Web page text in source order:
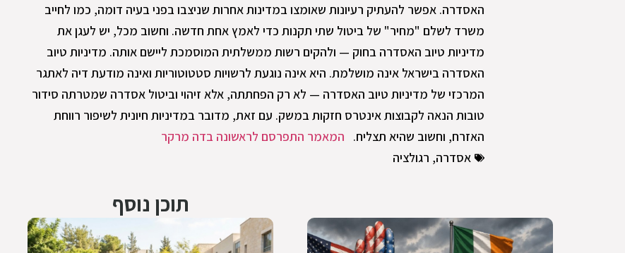
האסדרה. אפשר להעתיק רעיונות שאומצו במדינות אחרות שניצבו בפני בעיה דומה, כמו לחייב
משרד לשלם "מחיר" של ביטול שתי תקנות כדי לאמץ אחת חדשה. וחשוב מכל, יש לעגן את
מדיניות טיוב האסדרה בחוק — ולהקים רשות ממשלתית המוסמכת ליישם אותה. מדיניות טיוב
האסדרה בישראל אינה מושלמת. היא אינה נוגעת לרשויות סטטוטוריות ואינה מודעת דיה לאתגר
המרכזי של מדיניות טיוב האסדרה — לא רק הפחתתה, אלא זיהוי וביטול אסדרה שמטרתה סידור
טובות הנאה לקבוצות אינטרס חזקות במשק. עם זאת, מדובר במדיניות חיונית לשיפור רווחת
האזרח, וחשוב שהיא תצליח. המאמר התפרסם לראשונה בדה מרקר
אסדרה, רגולציה
תוכן נוסף